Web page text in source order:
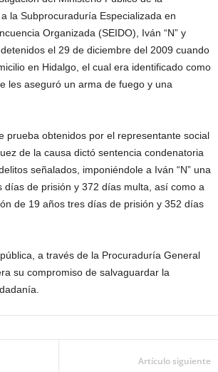
la Subprocuraduría Especializada en
Organizada (SEIDO), Iván “N” y
el 29 de diciembre del 2009 cuando
en Hidalgo, el cual era identificado como
les aseguró un arma de fuego y una
prueba obtenidos por el representante social
de la causa dictó sentencia condenatoria
señalados, imponiéndole a Iván “N” una
días de prisión y 372 días multa, así como a
de 19 años tres días de prisión y 352 días
a través de la Procuraduría General
su compromiso de salvaguardar la
Artículo siguiente